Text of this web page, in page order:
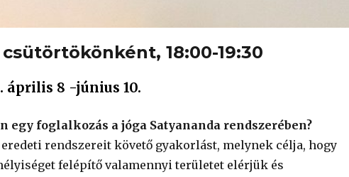
18:00-19:30
április 8 -június 10.
egy foglalkozás a jóga Satyananda rendszerében?
eredeti rendszereit követő gyakorlást, melynek célja, hogy
felépítő valamennyi területet elérjük és